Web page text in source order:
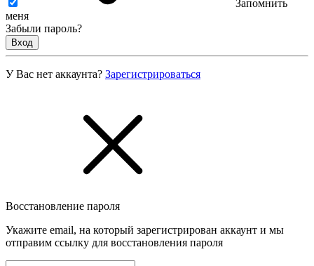
Запомнить
меня
Забыли пароль?
Вход
У Вас нет аккаунта? Зарегистрироваться
Восстановление пароля
Укажите email, на который зарегистрирован аккаунт и мы
отправим ссылку для восстановления пароля